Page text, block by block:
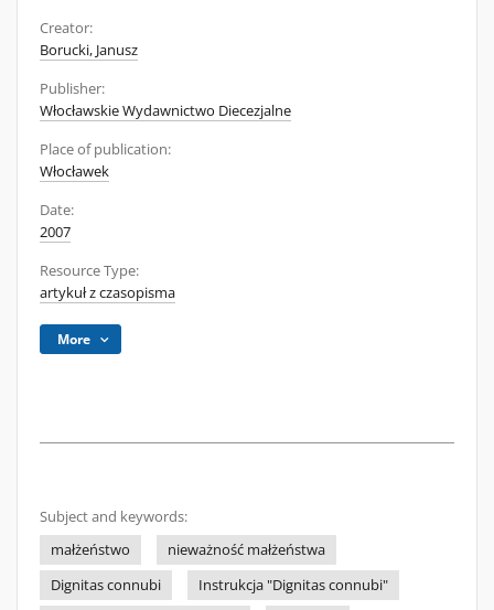
Creator:
Borucki, Janusz
Publisher:
Włocławskie Wydawnictwo Diecezjalne
Place of publication:
Włocławek
Date:
2007
Resource Type:
artykuł z czasopisma
More
Subject and keywords:
małżeństwo
nieważność małżeństwa
Dignitas connubi
Instrukcja "Dignitas connubi"